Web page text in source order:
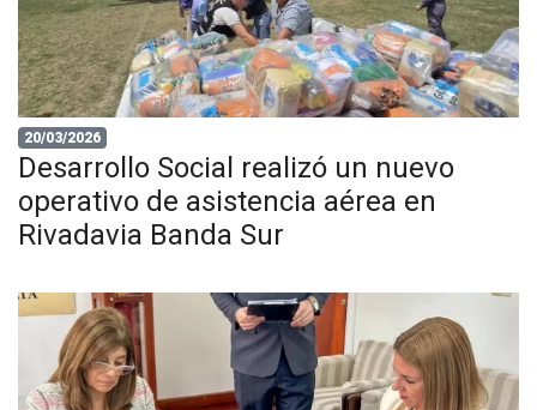
20/03/2026
Desarrollo Social realizó un nuevo
operativo de asistencia aérea en
Rivadavia Banda Sur